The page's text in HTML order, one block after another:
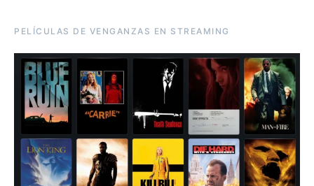
PELÍCULAS DE VENGANZAS EN STREAMING